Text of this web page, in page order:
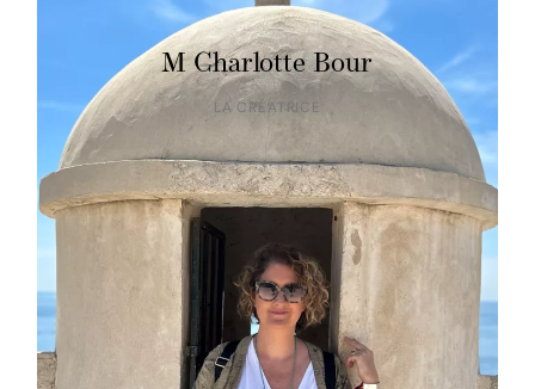
M Charlotte Bour
LA CRÉATRICE